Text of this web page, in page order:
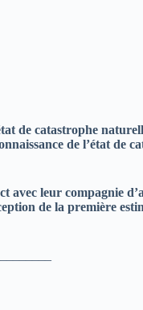
de catastrophe
de l’état de
leur compagnie
de la première